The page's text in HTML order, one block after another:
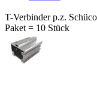
T-Verbinder p.z.
Paket = 10 Stück